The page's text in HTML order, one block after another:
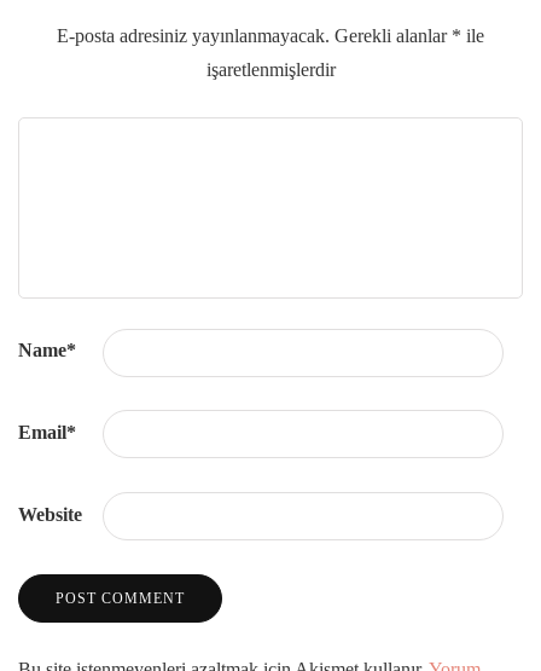
E-posta adresiniz yayınlanmayacak. Gerekli alanlar * ile
işaretlenmişlerdir
Name*
Email*
Website